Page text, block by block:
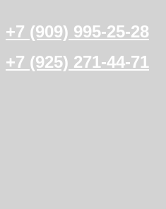
+7 (909) 995-25-28
+7 (925) 271-44-71